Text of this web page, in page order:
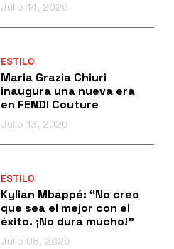
Julio 14, 2026
ESTILO
Maria Grazia Chiuri
inaugura una nueva era
en FENDI Couture
Julio 13, 2026
ESTILO
Kylian Mbappé: “No creo
que sea el mejor con el
éxito. ¡No dura mucho!”
Julio 08, 2026